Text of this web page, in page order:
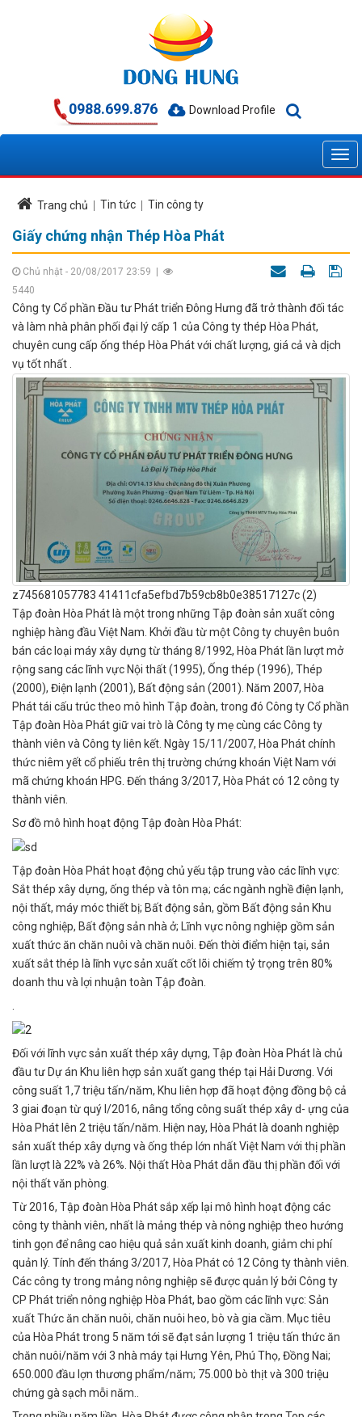
0988.699.876 Download Profile
Trang chủ Tin tức Tin công ty
Giấy chứng nhận Thép Hòa Phát
Chủ nhật - 20/08/2017 23:59
5440
Công ty Cổ phần Đầu tư Phát triển Đông Hưng đã trở thành đối tác
và làm nhà phân phối đại lý cấp 1 của Công ty thép Hòa Phát,
chuyên cung cấp ống thép Hòa Phát với chất lượng, giá cả và dịch
vụ tốt nhất .
z745681057783 41411cfa5efbd7b59cb8b0e38517127c (2)
Tập đoàn Hòa Phát là một trong những Tập đoàn sản xuất công
nghiệp hàng đầu Việt Nam. Khởi đầu từ một Công ty chuyên buôn
bán các loại máy xây dựng từ tháng 8/1992, Hòa Phát lần lượt mở
rộng sang các lĩnh vực Nội thất (1995), Ống thép (1996), Thép
(2000), Điện lạnh (2001), Bất động sản (2001). Năm 2007, Hòa
Phát tái cấu trúc theo mô hình Tập đoàn, trong đó Công ty Cổ phần
Tập đoàn Hòa Phát giữ vai trò là Công ty mẹ cùng các Công ty
thành viên và Công ty liên kết. Ngày 15/11/2007, Hòa Phát chính
thức niêm yết cổ phiếu trên thị trường chứng khoán Việt Nam với
mã chứng khoán HPG. Đến tháng 3/2017, Hòa Phát có 12 công ty
thành viên.
Sơ đồ mô hình hoạt động Tập đoàn Hòa Phát:
Tập đoàn Hòa Phát hoạt động chủ yếu tập trung vào các lĩnh vực:
Sắt thép xây dựng, ống thép và tôn mạ; các ngành nghề điện lạnh,
nội thất, máy móc thiết bị; Bất động sản, gồm Bất động sản Khu
công nghiệp, Bất động sản nhà ở; Lĩnh vực nông nghiệp gồm sản
xuất thức ăn chăn nuôi và chăn nuôi. Đến thời điểm hiện tại, sản
xuất sắt thép là lĩnh vực sản xuất cốt lõi chiếm tỷ trọng trên 80%
doanh thu và lợi nhuận toàn Tập đoàn.
.
Đối với lĩnh vực sản xuất thép xây dựng, Tập đoàn Hòa Phát là chủ
đầu tư Dự án Khu liên hợp sản xuất gang thép tại Hải Dương. Với
công suất 1,7 triệu tấn/năm, Khu liên hợp đã hoạt động đồng bộ cả
3 giai đoạn từ quý I/2016, nâng tổng công suất thép xây d- ựng của
Hòa Phát lên 2 triệu tấn/năm. Hiện nay, Hòa Phát là doanh nghiệp
sản xuất thép xây dựng và ống thép lớn nhất Việt Nam với thị phần
lần lượt là 22% và 26%. Nội thất Hòa Phát dẫn đầu thị phần đối với
nội thất văn phòng.
Từ 2016, Tập đoàn Hòa Phát sắp xếp lại mô hình hoạt động các
công ty thành viên, nhất là mảng thép và nông nghiệp theo hướng
tinh gọn để nâng cao hiệu quả sản xuất kinh doanh, giảm chi phí
quản lý. Tính đến tháng 3/2017, Hòa Phát có 12 Công ty thành viên.
Các công ty trong mảng nông nghiệp sẽ được quản lý bởi Công ty
CP Phát triển nông nghiệp Hòa Phát, bao gồm các lĩnh vực: Sản
xuất Thức ăn chăn nuôi, chăn nuôi heo, bò và gia cầm. Mục tiêu
của Hòa Phát trong 5 năm tới sẽ đạt sản lượng 1 triệu tấn thức ăn
chăn nuôi/năm với 3 nhà máy tại Hưng Yên, Phú Thọ, Đồng Nai;
650.000 đầu lợn thương phẩm/năm; 75.000 bò thịt và 300 triệu
chứng gà sạch mỗi năm..